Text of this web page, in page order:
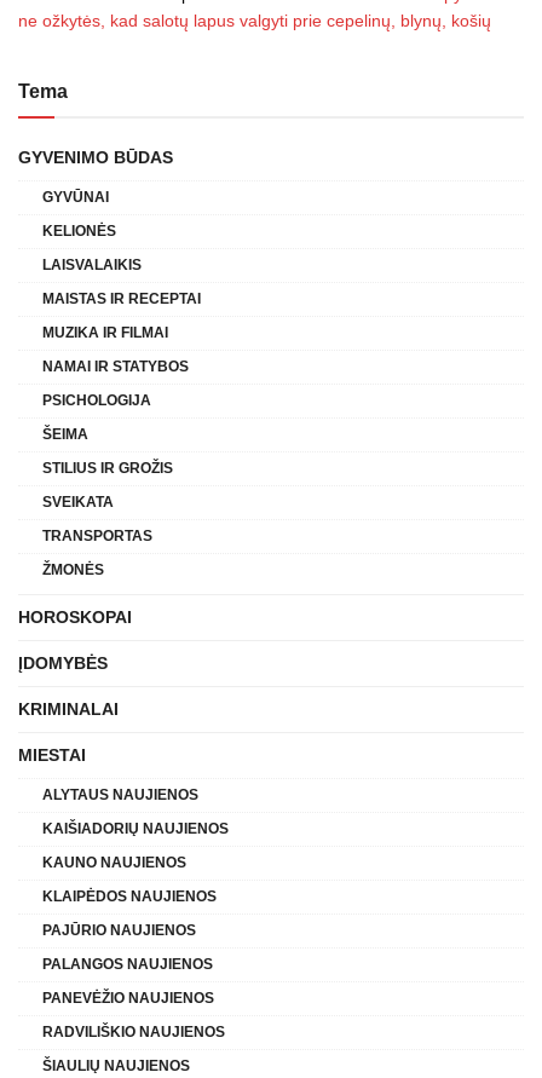
ne ožkytės, kad salotų lapus valgyti prie cepelinų, blynų, košių
Tema
GYVENIMO BŪDAS
GYVŪNAI
KELIONĖS
LAISVALAIKIS
MAISTAS IR RECEPTAI
MUZIKA IR FILMAI
NAMAI IR STATYBOS
PSICHOLOGIJA
ŠEIMA
STILIUS IR GROŽIS
SVEIKATA
TRANSPORTAS
ŽMONĖS
HOROSKOPAI
ĮDOMYBĖS
KRIMINALAI
MIESTAI
ALYTAUS NAUJIENOS
KAIŠIADORIŲ NAUJIENOS
KAUNO NAUJIENOS
KLAIPĖDOS NAUJIENOS
PAJŪRIO NAUJIENOS
PALANGOS NAUJIENOS
PANEVĖŽIO NAUJIENOS
RADVILIŠKIO NAUJIENOS
ŠIAULIŲ NAUJIENOS